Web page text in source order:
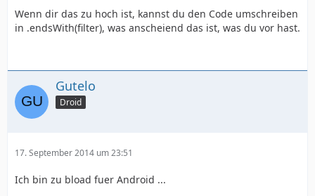
Wenn dir das zu hoch ist, kannst du den Code umschreiben
in .endsWith(filter), was anscheiend das ist, was du vor hast.
Gutelo
Droid
17. September 2014 um 23:51
Ich bin zu bload fuer Android ...